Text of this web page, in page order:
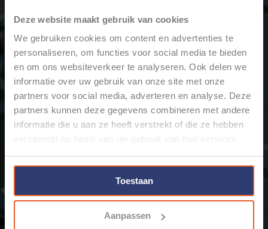
Deze website maakt gebruik van cookies
We gebruiken cookies om content en advertenties te
personaliseren, om functies voor social media te bieden
en om ons websiteverkeer te analyseren. Ook delen we
informatie over uw gebruik van onze site met onze
partners voor social media, adverteren en analyse. Deze
partners kunnen deze gegevens combineren met andere
informatie die u aan ze heeft verstrekt of die ze hebben
verzameld op basis van uw gebruik van hun services.
Toestaan
Aanpassen
MURR ELEKTRONIK PUR
ETHERNET KABEL -
SENSOR/ACTUATOR
CONNECTOR
www.cable-engineer.nl